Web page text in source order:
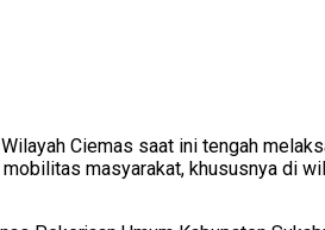
Ciemas saat ini tengah
masyarakat, khususnya di